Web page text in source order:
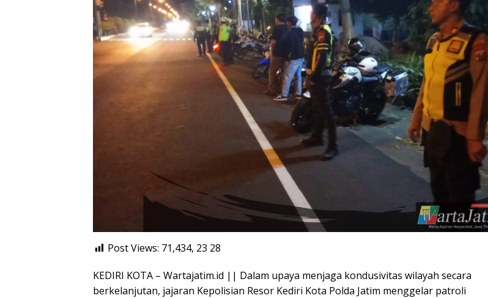
Post Views: 71,434, 23 28
KEDIRI KOTA – Wartajatim.id || Dalam upaya menjaga kondusivitas wilayah secara
berkelanjutan, jajaran Kepolisian Resor Kediri Kota Polda Jatim menggelar patroli